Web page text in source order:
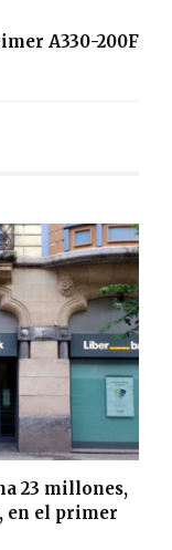
A330-200F
23 millones,
en el primer